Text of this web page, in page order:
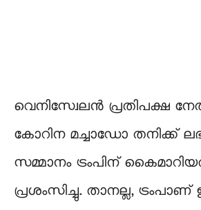
വെനിസ്വേലൻ പ്രതിപക്ഷ
കോറിന മച്ചാഡോ തനിക്ക്
സമ്മാനം ട്രംപിന്
പ്രശംസിച്ചു. താനല്ല,